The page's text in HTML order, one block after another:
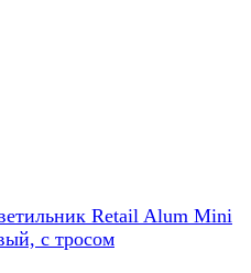
Retail Alum Mini
с тросом